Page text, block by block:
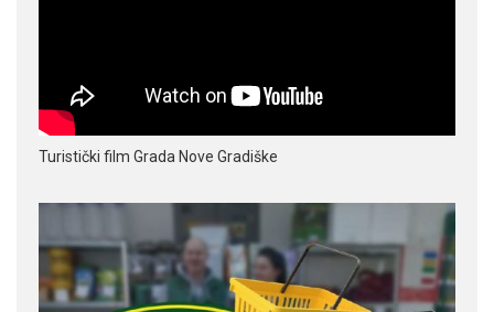
Turistički film Grada Nove Gradiške